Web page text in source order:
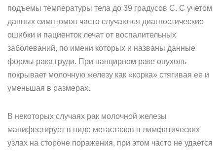
подъемы температуры тела до 39 градусов С. С учетом
данных симптомов часто случаются диагностические
ошибки и пациенток лечат от воспалительных
заболеваний, по имени которых и названы данные
формы рака груди. При панцирном раке опухоль
покрывает молочную железу как «корка» стягивая ее и
уменьшая в размерах.
В некоторых случаях рак молочной железы
манифестирует в виде метастазов в лимфатических
узлах на стороне поражения, при этом часто не удается